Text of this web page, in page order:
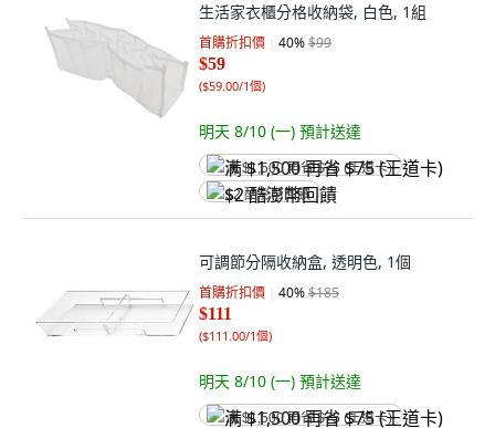
生活家衣櫃分格收納袋, 白色, 1組
首購折扣價 40%$99
$59
($59.00/1個)
明天 8/10 (一) 預計送達
满 $1,500 再省 $75 (王道卡)
$2 酷澎幣回饋
可調節分隔收納盒, 透明色, 1個
首購折扣價 40%$185
$111
($111.00/1個)
明天 8/10 (一) 預計送達
满 $1,500 再省 $75 (王道卡)